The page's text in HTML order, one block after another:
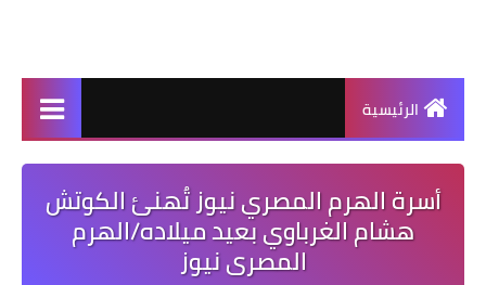
الرئيسية
أسرة الهرم المصري نيوز تُهنئ الكوتش
هشام الغرباوي بعيد ميلاده/الهرم
المصرى نيوز